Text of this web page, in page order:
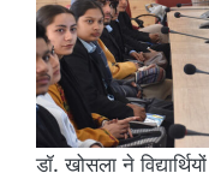
डॉ. खोसला ने